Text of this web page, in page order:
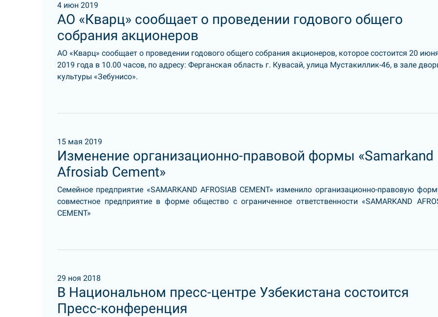
4 июн 2019
АО «Кварц» сообщает о проведении годового общего
собрания акционеров
АО «Кварц» сообщает о проведении годового общего собрания акционеров, которое состоится 20
2019 года в 10.00 часов, по адресу: Ферганская область г. Кувасай, улица Мустакиллик-46, в зале
культуры «Зебунисо».
15 мая 2019
Изменение организационно-правовой формы «Samarkand
Afrosiab Cement»
Семейное предприятие «SAMARKAND AFROSIAB CEMENT» изменило организационно-правовую
совместное предприятие в форме общество с ограниченное ответственности «SAMARKAND
CEMENT»
29 ноя 2018
В Национальном пресс-центре Узбекистана состоится
Пресс-конференция